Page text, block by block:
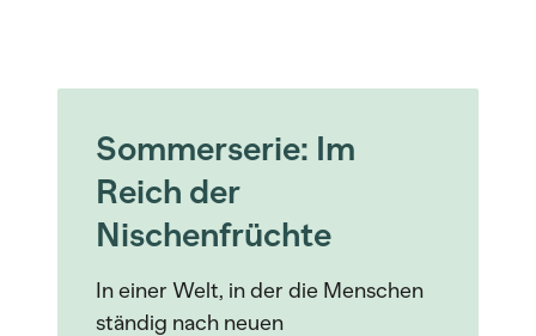
Sommerserie: Im
Reich der
Nischenfrüchte
In einer Welt, in der die Menschen
ständig nach neuen